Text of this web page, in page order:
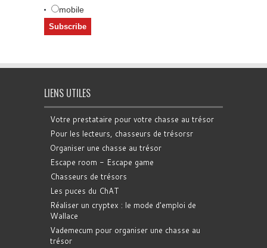
mobile
LIENS UTILES
Votre prestataire pour votre chasse au trésor
Pour les lecteurs, chasseurs de trésorsr
Organiser une chasse au trésor
Escape room - Escape game
Chasseurs de trésors
Les puces du ChAT
Réaliser un cryptex : le mode d'emploi de
Wallace
Vademecum pour organiser une chasse au
trésor